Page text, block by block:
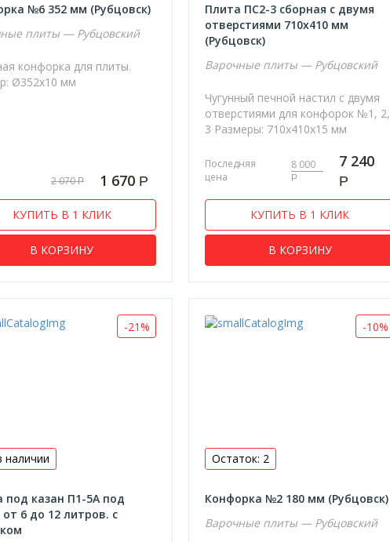
№6 352 мм (Рубцовск)
плиты — Рубцовский
конфорка для плиты.
Ø352х10 мм
2 070Р 1 670 Р
КУПИТЬ В 1 КЛИК
В КОРЗИНУ
Плита ПС2-3 сборная с двумя
отверстиями 710х410 мм
(Рубцовск)
Варочные плиты — Рубцовский
Чугунный печной настил с двумя
отверстиями для конфорок №1, 2,
3 Размеры: 710х410х15 мм
Последняя
цена
8 000
Р
7 240
Р
КУПИТЬ В 1 КЛИК
В КОРЗИНУ
-21%
наличии
под казан П1-5А под
от 6 до 12 литров. с
-10%
Остаток: 2
Конфорка №2 180 мм (Рубцовск)
Варочные плиты — Рубцовский